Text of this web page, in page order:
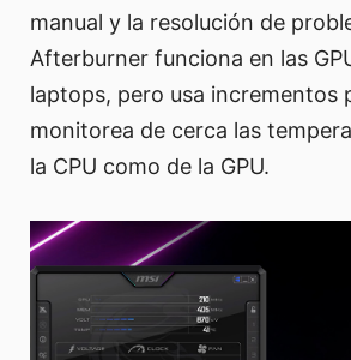
manual y la resolución de
Afterburner funciona en las
laptops, pero usa incrementos
monitorea de cerca las
la CPU como de la GPU.